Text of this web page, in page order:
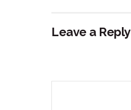
Leave a Reply